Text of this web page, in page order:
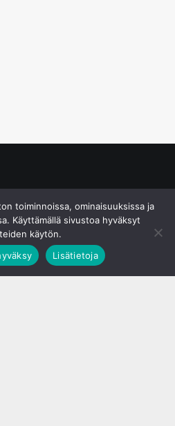
toiminnoissa, ominaisuuksissa ja
Käyttämällä sivustoa hyväksyt
käytön.
Lisätietoja